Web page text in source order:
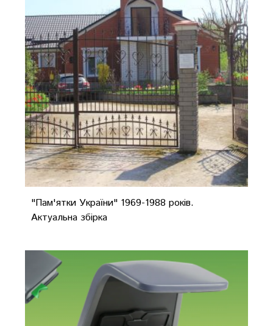
"Пам'ятки України" 1969-1988 років.
Актуальна збірка